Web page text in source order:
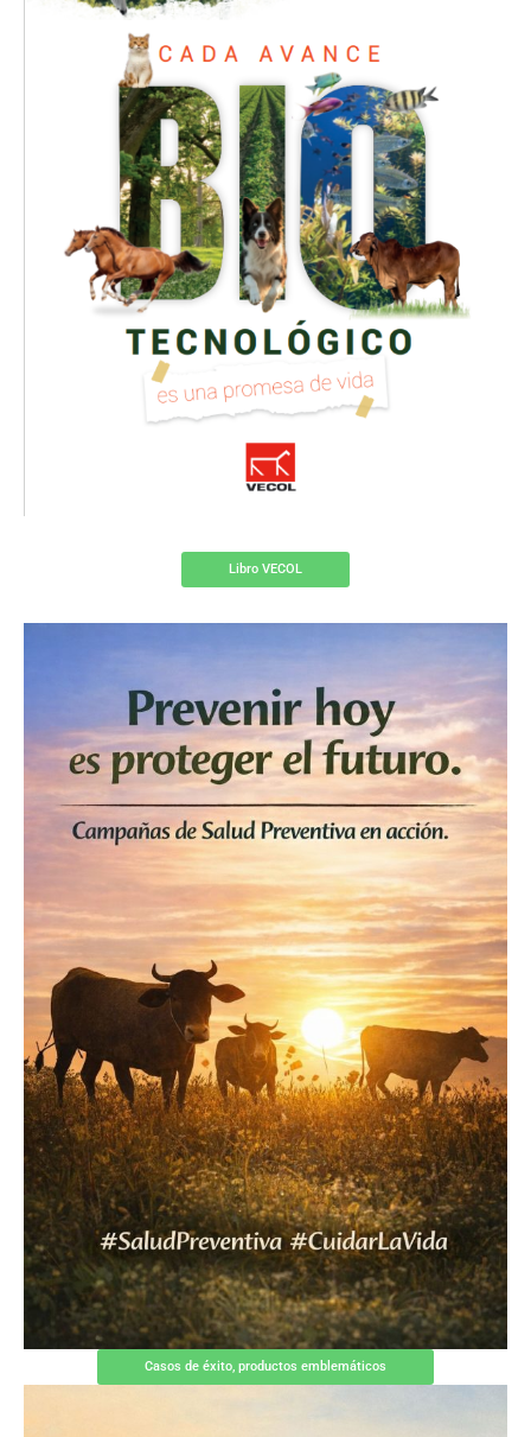
Libro VECOL
Casos de éxito, productos emblemáticos